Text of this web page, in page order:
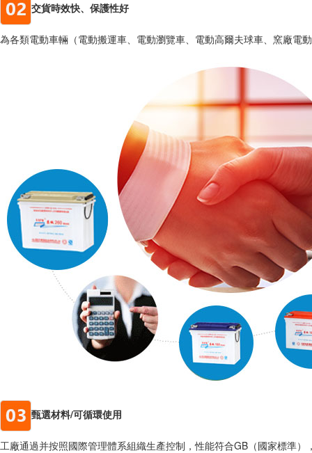
交貨時效快、保護性好
為各類電動車輛（電動搬運車、電動瀏覽車、電動高爾夫球車、窯廠電
甄選材料/可循環使用
工廠通過并按照國際管理體系組織生產控制，性能符合GB（國家標準